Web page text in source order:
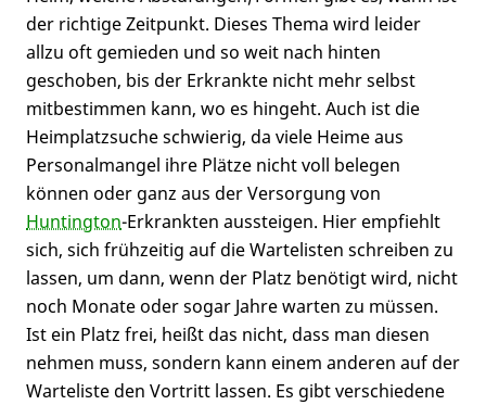
der richtige Zeitpunkt. Dieses Thema wird leider
allzu oft gemieden und so weit nach hinten
geschoben, bis der Erkrankte nicht mehr selbst
mitbestimmen kann, wo es hingeht. Auch ist die
Heimplatzsuche schwierig, da viele Heime aus
Personalmangel ihre Plätze nicht voll belegen
können oder ganz aus der Versorgung von
Huntington-Erkrankten aussteigen. Hier empfiehlt
sich, sich frühzeitig auf die Wartelisten schreiben zu
lassen, um dann, wenn der Platz benötigt wird, nicht
noch Monate oder sogar Jahre warten zu müssen.
Ist ein Platz frei, heißt das nicht, dass man diesen
nehmen muss, sondern kann einem anderen auf der
Warteliste den Vortritt lassen. Es gibt verschiedene